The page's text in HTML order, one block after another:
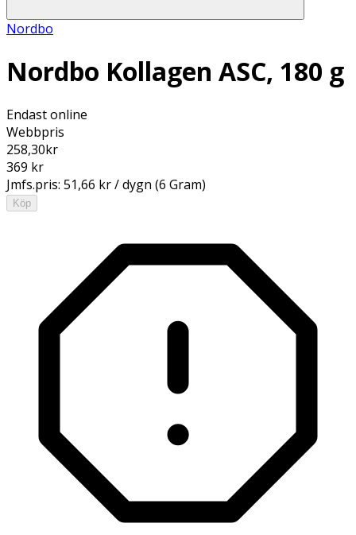
Nordbo
Nordbo Kollagen ASC, 180 g
Endast online
Webbpris
258,30kr
369 kr
Jmfs.pris: 51,66 kr / dygn (6 Gram)
Köp